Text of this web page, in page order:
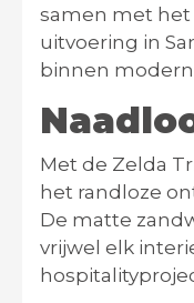
samen met het
uitvoering in
binnen
Met de Zelda
het randloze
De matte
vrijwel elk